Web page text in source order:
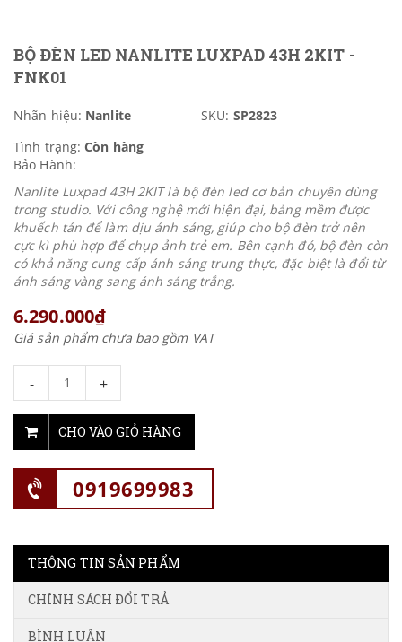
BỘ ĐÈN LED NANLITE LUXPAD 43H 2KIT -
FNK01
Nhãn hiệu: Nanlite SKU: SP2823
Tình trạng: Còn hàng
Bảo Hành:
Nanlite Luxpad 43H 2KIT là bộ đèn led cơ bản chuyên dùng
trong studio. Với công nghệ mới hiện đại, bảng mềm được
khuếch tán để làm dịu ánh sáng, giúp cho bộ đèn trở nên
cực kì phù hợp để chụp ảnh trẻ em. Bên cạnh đó, bộ đèn còn
có khả năng cung cấp ánh sáng trung thực, đặc biệt là đổi từ
ánh sáng vàng sang ánh sáng trắng.
6.290.000₫
Giá sản phẩm chưa bao gồm VAT
- +
CHO VÀO GIỎ HÀNG
0919699983
THÔNG TIN SẢN PHẨM
CHÍNH SÁCH ĐỔI TRẢ
BÌNH LUẬN